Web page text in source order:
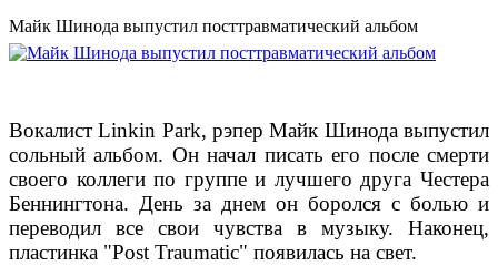
Майк Шинода выпустил посттравматический альбом
Вокалист Linkin Park, рэпер Майк Шинода выпустил
сольный альбом. Он начал писать его после смерти
своего коллеги по группе и лучшего друга Честера
Беннингтона. День за днем он боролся с болью и
переводил все свои чувства в музыку. Наконец,
пластинка "Post Traumatic" появилась на свет.